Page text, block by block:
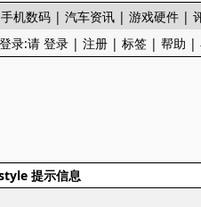
手机数码 | 汽车资讯 | 游戏硬件 |
录:请 登录 | 注册 | 标签 | 帮助 |
提示信息